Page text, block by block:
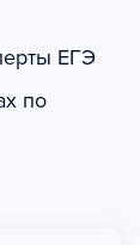
ЕГЭ
по